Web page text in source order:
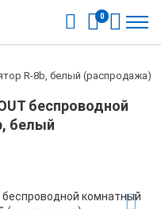
0
R-8b, белый (распродажа)
беспроводной
белый